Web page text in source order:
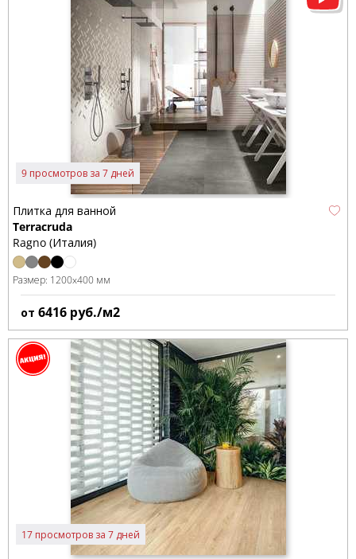
9 просмотров за 7 дней
Плитка для ванной
Terracruda
Ragno (Италия)
Размер: 1200x400 мм
от 6416 руб./м2
17 просмотров за 7 дней